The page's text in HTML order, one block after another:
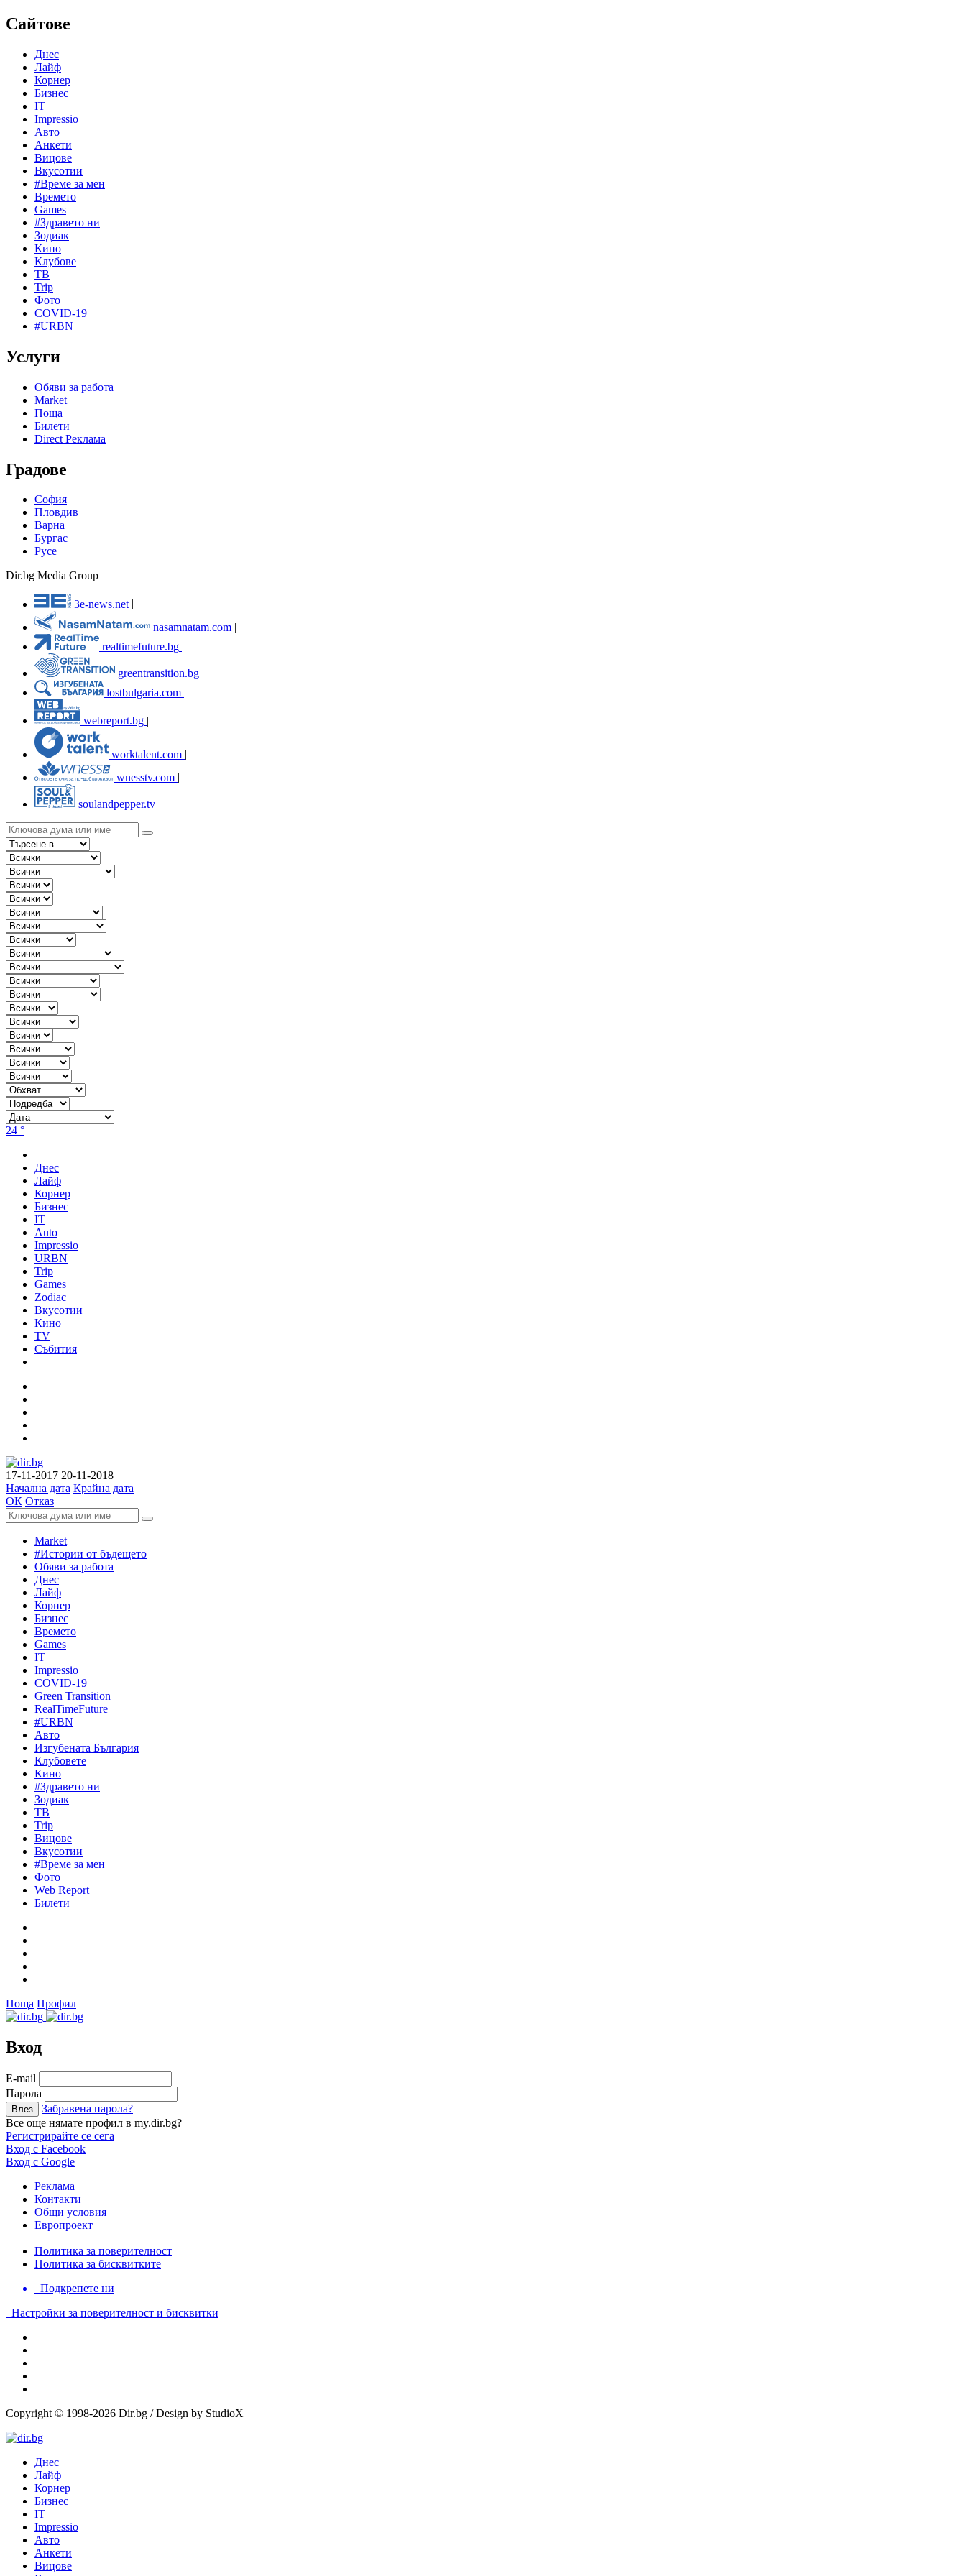
Сайтове
Днес
Лайф
Корнер
Бизнес
IT
Impressio
Авто
Анкети
Вицове
Вкусотии
#Време за мен
Времето
Games
#Здравето ни
Зодиак
Кино
Клубове
ТВ
Trip
Фото
COVID-19
#URBN
Услуги
Обяви за работа
Market
Поща
Билети
Direct Реклама
Градове
София
Пловдив
Варна
Бургас
Русе
Dir.bg Media Group
3e-news.net
nasamnatam.com |
realtimefuture.bg |
greentransition.bg |
lostbulgaria.com |
webreport.bg
worktalent.com |
wnesstv.com |
soulandpepper.tv
24 °
Днес
Лайф
Корнер
Бизнес
IT
Auto
Impressio
URBN
Trip
Games
Zodiac
Вкусотии
Кино
TV
Събития
17-11-2017 20-11-2018
Начална дата Крайна дата
ОК Отказ
Market
#Истории от бъдещето
Обяви за работа
Днес
Лайф
Корнер
Бизнес
Времето
Games
IT
Impressio
COVID-19
Green Transition
RealTimeFuture
#URBN
Авто
Изгубената България
Клубовете
Кино
#Здравето ни
Зодиак
ТВ
Trip
Вицове
Вкусотии
#Време за мен
Фото
Web Report
Билети
Поща Профил
Вход
Е-mail
Парола
Забравена парола?
Все още нямате профил в my.dir.bg?
Регистрирайте се сега
Вход с Facebook
Вход с Google
Реклама
Контакти
Общи условия
Европроект
Политика за поверителност
Политика за бисквитките
Подкрепете ни
Настройки за поверителност и бисквитки
Copyright © 1998-2026 Dir.bg / Design by StudioX
Днес
Лайф
Корнер
Бизнес
IT
Impressio
Авто
Анкети
Вицове